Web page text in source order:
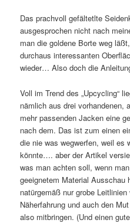
Das prachvoll gefältetlte
ausgesprochen nicht nach
man die goldene Borte weg
durchaus interessanten
wieder… Also doch die
Voll im Trend des „Upcycling“
nämlich aus drei vorhandenen,
mehr passenden Jacken eine
nach dem. Das ist zum einen
die nie was wegwerfen, weil es
könnte…. aber der Artikel
was man achten soll, wenn
geeignetem Material Ausschau
natürgemäß nur grobe
Näherfahrung und auch den
also mitbringen. (Und einen